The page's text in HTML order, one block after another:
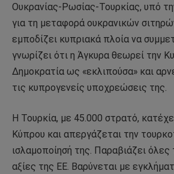
Ουκρανίας-Ρωσίας-Τουρκίας, υπό
για τη μεταφορά ουκρανικών
εμποδίζει κυπριακά πλοία να
γνωρίζει ότι η Άγκυρα θεωρεί την
Δημοκρατία ως «εκλιπούσα» και
τις κυπρογενείς υποχρεώσεις της.
Η Τουρκία, με 45.000 στρατό,
Κύπρου και απεργάζεται την
ισλαμοποίησή της. Παραβιάζει όλες
αξίες της ΕΕ. Βαρύνεται με